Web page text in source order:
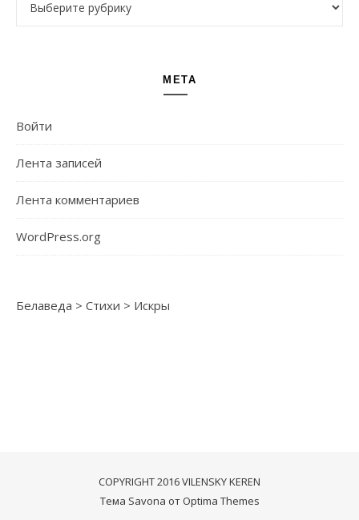
МЕТА
Войти
Лента записей
Лента комментариев
WordPress.org
Белаведа > Стихи > Искры
COPYRIGHT 2016 VILENSKY KEREN
Тема Savona от Optima Themes